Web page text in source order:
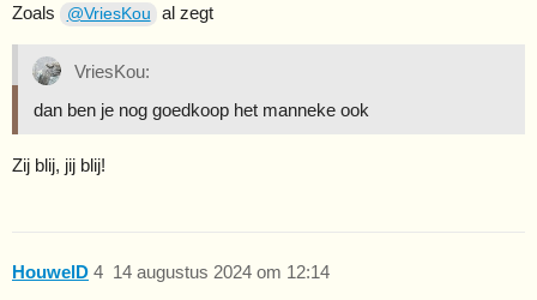
Zoals @VriesKou al zegt
VriesKou:
dan ben je nog goedkoop het manneke ook
Zij blij, jij blij!
HouwelD 14 augustus 2024 om 12:14
4